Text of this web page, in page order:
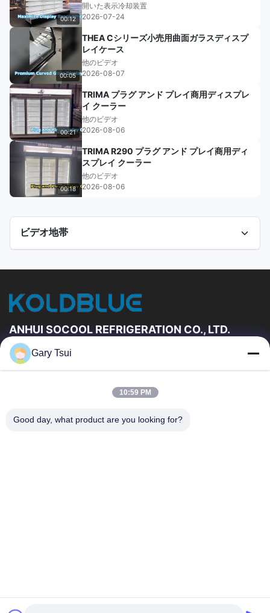
00:12
開いた表示冷却装置
2026-07-24
00:05
THEA Cシリーズ小売用曲面ガラスディスプ
レイケース
他のビデオ
2026-08-07
00:21
TRIMA プラグ アンド プレイ商用ディスプレ
イ クーラー
他のビデオ
2026-08-06
00:18
TRIMA R290 プラグ アンド プレイ商用ディ
スプレイ クーラー
他のビデオ
2026-08-06
ビデオ地帯
ANHUI SOCOOL REFRIGERATION CO., LTD.
速いリンク
私達について
工場旅行
品質管理
Gary Tsui
10:59 PM
Good day, what product are you looking for?